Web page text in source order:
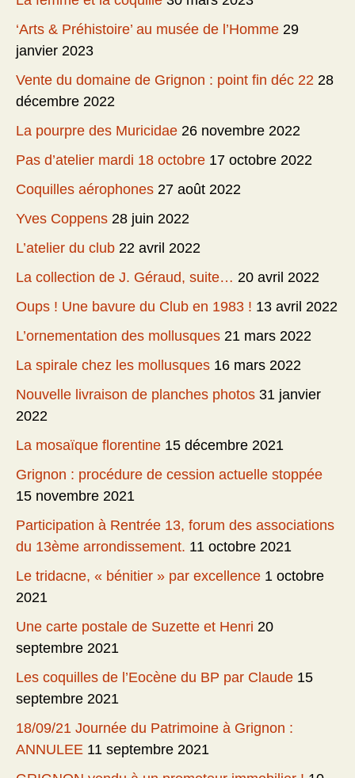
‘Arts & Préhistoire’ au musée de l’Homme 29
janvier 2023
Vente du domaine de Grignon : point fin déc 22 28
décembre 2022
La pourpre des Muricidae 26 novembre 2022
Pas d’atelier mardi 18 octobre 17 octobre 2022
Coquilles aérophones 27 août 2022
Yves Coppens 28 juin 2022
L’atelier du club 22 avril 2022
La collection de J. Géraud, suite… 20 avril 2022
Oups ! Une bavure du Club en 1983 ! 13 avril 2022
L’ornementation des mollusques 21 mars 2022
La spirale chez les mollusques 16 mars 2022
Nouvelle livraison de planches photos 31 janvier
2022
La mosaïque florentine 15 décembre 2021
Grignon : procédure de cession actuelle stoppée
15 novembre 2021
Participation à Rentrée 13, forum des associations
du 13ème arrondissement. 11 octobre 2021
Le tridacne, « bénitier » par excellence 1 octobre
2021
Une carte postale de Suzette et Henri 20
septembre 2021
Les coquilles de l’Eocène du BP par Claude 15
septembre 2021
18/09/21 Journée du Patrimoine à Grignon :
ANNULEE 11 septembre 2021